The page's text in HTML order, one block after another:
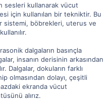
sesleri kullanarak vücut
için kullanılan bir tekniktir. Bu
sistemi, böbrekleri, uterus ve
dalgaların basınçla
insanın derisinin arkasından
Dalgalar, dokuların farklı
olmasından dolayı, çeşitli
ekranda vücut
alırız.